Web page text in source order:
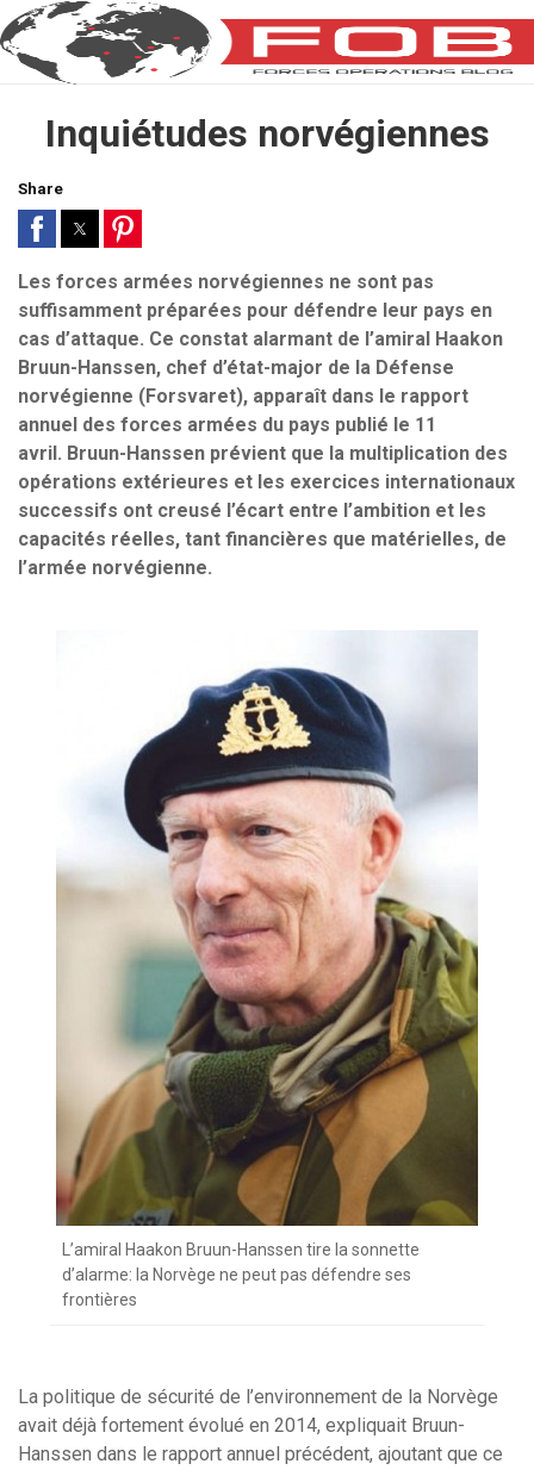
Inquiétudes norvégiennes
Share
Les forces armées norvégiennes ne sont pas
suffisamment préparées pour défendre leur pays en
cas d’attaque. Ce constat alarmant de l’amiral Haakon
Bruun-Hanssen, chef d’état-major de la Défense
norvégienne (Forsvaret), apparaît dans le rapport
annuel des forces armées du pays publié le 11
avril. Bruun-Hanssen prévient que la multiplication des
opérations extérieures et les exercices internationaux
successifs ont creusé l’écart entre l’ambition et les
capacités réelles, tant financières que matérielles, de
l’armée norvégienne.
L’amiral Haakon Bruun-Hanssen tire la sonnette
d’alarme: la Norvège ne peut pas défendre ses
frontières
La politique de sécurité de l’environnement de la Norvège
avait déjà fortement évolué en 2014, expliquait Bruun-
Hanssen dans le rapport annuel précédent, ajoutant que ce